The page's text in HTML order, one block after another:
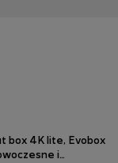
box 4K lite, Evobox
i